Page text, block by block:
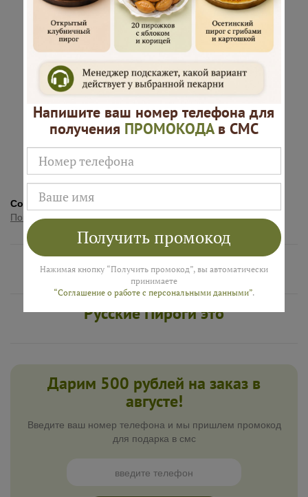
Традиционная
рецептура
Бережная
доставка
Подарок к
заказу
Много
Состав:Кружка для чая 1 шт., подарочная упаковка 1 шт.
Показать полностью
Нам доверяют
Русские Пироги это
Дарим 500 рублей на заказ в
августе!
Введите ваш номер телефона и мы пришлем промокод
для подарка в смс
Напишите ваш номер телефона для
получения ПРОМОКОДАв СМС
Получить промокод
Нажимая кнопку “Получить промокод”, вы автоматически
принимаете
“Соглашение о работе с персональными данными”.